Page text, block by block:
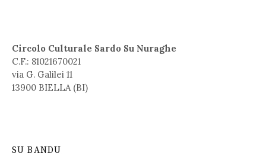
Circolo Culturale Sardo Su Nuraghe
C.F.: 81021670021
via G. Galilei 11
13900 BIELLA (BI)
SU BANDU